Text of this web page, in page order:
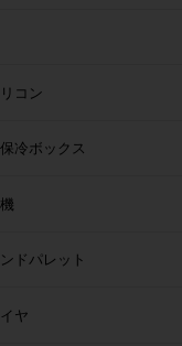
コン
冷ボックス
ドパレット
ヤ